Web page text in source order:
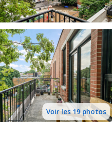
Voir les 19 photos